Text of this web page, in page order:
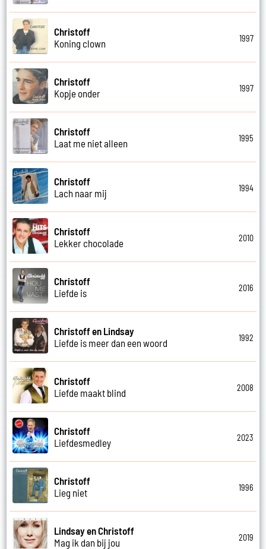
Christoff
Koning clown
1997
Christoff
Kopje onder
1997
Christoff
Laat me niet alleen
1995
Christoff
Lach naar mij
1994
Christoff
Lekker chocolade
2010
Christoff
Liefde is
2016
Christoff en Lindsay
Liefde is meer dan een woord
1992
Christoff
Liefde maakt blind
2008
Christoff
Liefdesmedley
2023
Christoff
Lieg niet
1996
Lindsay en Christoff
Mag ik dan bij jou
2019